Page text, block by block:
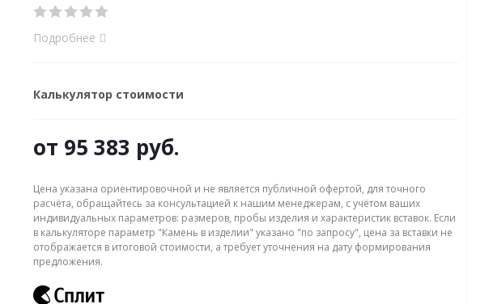
Подробнее
Калькулятор стоимости
от 95 383 руб.
Цена указана ориентировочной и не является публичной офертой, для точного
расчёта, обращайтесь за консультацией к нашим менеджерам, с учётом ваших
индивидуальных параметров: размеров, пробы изделия и характеристик вставок. Если
в калькуляторе параметр "Камень в изделии" указано "по запросу", цена за вставки не
отображается в итоговой стоимости, а требует уточнения на дату формирования
предложения.